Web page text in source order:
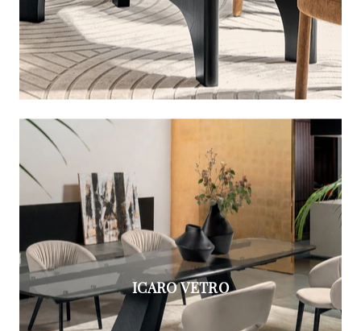
ICARO VETRO